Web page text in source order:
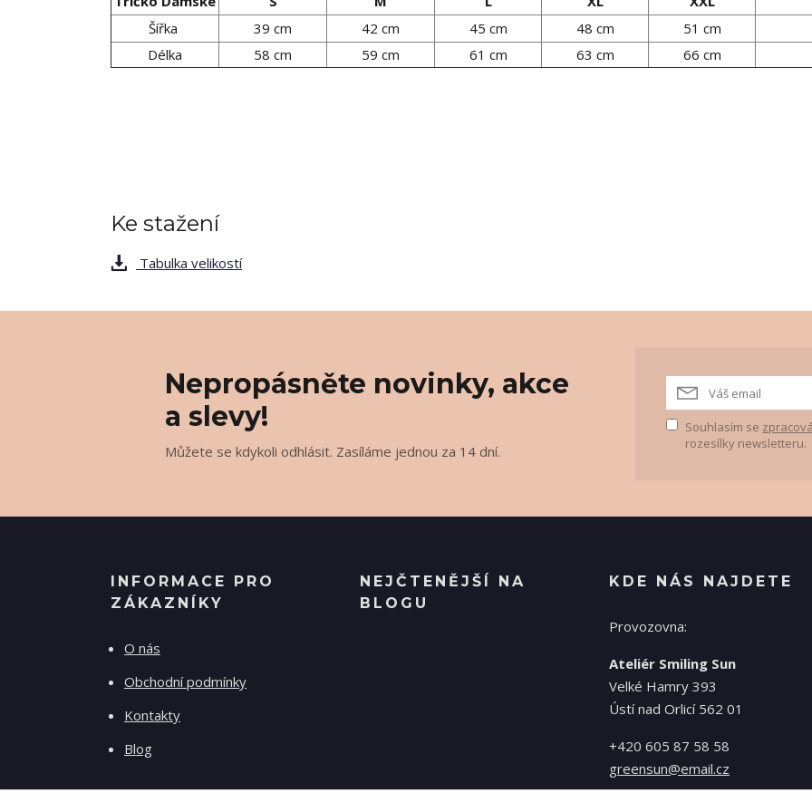
Šířka
39 cm 42 cm 45 cm 48 cm
51 cm
Délka
58 cm 59 cm 61 cm 63 cm 66 cm
Ke stažení
Tabulka velikostí
Nepropásněte novinky, akce
a slevy!
Můžete se kdykoli odhlásit. Zasíláme jednou za 14 dní.
Souhlasím se
rozesílky newsletteru.
INFORMACE PRO
ZÁKAZNÍKY
O nás
Obchodní podmínky
Kontakty
Blog
NEJČTENĚJŠÍ NA
BLOGU
KDE NÁS NAJDETE
Provozovna:
Ateliér Smiling Sun
Velké Hamry 393
Ústí nad Orlicí 562 01
+420 605 87 58 58
greensun@email.cz